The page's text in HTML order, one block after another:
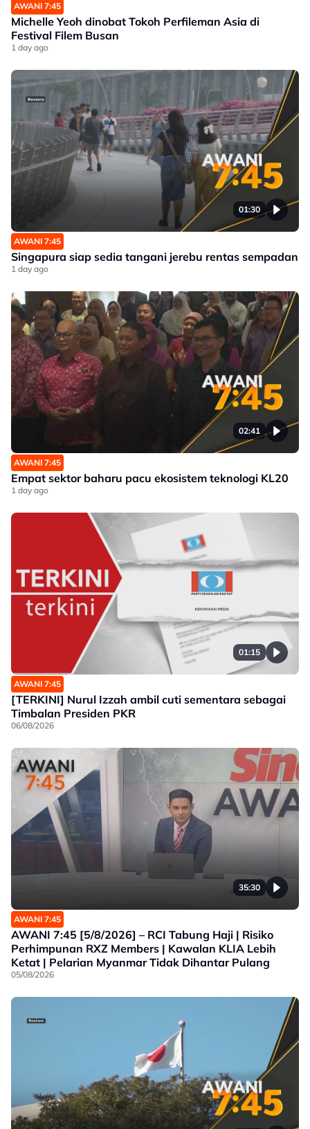
AWANI 7:45
Michelle Yeoh dinobat Tokoh Perfileman Asia di
Festival Filem Busan
1 day ago
01:30
AWANI 7:45
Singapura siap sedia tangani jerebu rentas sempadan
1 day ago
02:41
AWANI 7:45
Empat sektor baharu pacu ekosistem teknologi KL20
1 day ago
01:15
AWANI 7:45
[TERKINI] Nurul Izzah ambil cuti sementara sebagai
Timbalan Presiden PKR
06/08/2026
35:30
AWANI 7:45
AWANI 7:45 [5/8/2026] – RCI Tabung Haji | Risiko
Perhimpunan RXZ Members | Kawalan KLIA Lebih
Ketat | Pelarian Myanmar Tidak Dihantar Pulang
05/08/2026